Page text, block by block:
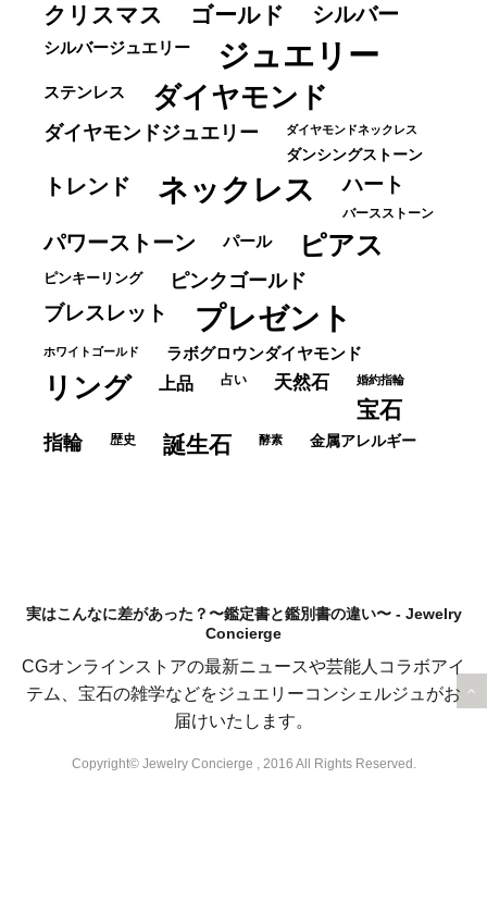
クリスマス ゴールド シルバー
シルバージュエリー ジュエリー
ステンレス ダイヤモンド
ダイヤモンドジュエリー ダイヤモンドネックレス
ダンシングストーン
トレンド ネックレス ハート
バースストーン
パワーストーン パール ピアス
ピンキーリング ピンクゴールド
ブレスレット プレゼント
ホワイトゴールド ラボグロウンダイヤモンド
リング 上品 占い 天然石 婚約指輪
宝石
指輪 歴史 誕生石 酵素 金属アレルギー
実はこんなに差があった？〜鑑定書と鑑別書の違い〜 - Jewelry
Concierge
CGオンラインストアの最新ニュースや芸能人コラボアイ
テム、宝石の雑学などをジュエリーコンシェルジュがお
届けいたします。
Copyright© Jewelry Concierge , 2016 All Rights Reserved.